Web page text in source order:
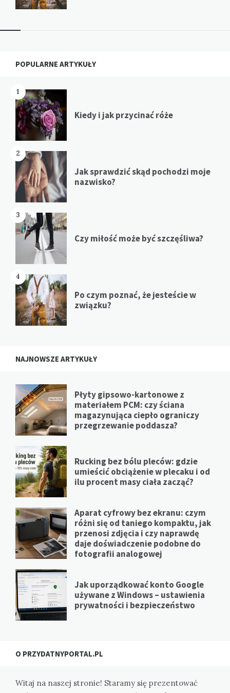
Widgets
POPULARNE ARTYKUŁY
1
Kiedy i jak przycinać róże
2
Jak sprawdzić skąd pochodzi moje
nazwisko?
3
Czy miłość może być szczęśliwa?
4
Po czym poznać, że jesteście w
związku?
NAJNOWSZE ARTYKUŁY
Płyty gipsowo-kartonowe z
materiałem PCM: czy ściana
magazynująca ciepło ograniczy
przegrzewanie poddasza?
Rucking bez bólu pleców: gdzie
umieścić obciążenie w plecaku i od
ilu procent masy ciała zacząć?
Aparat cyfrowy bez ekranu: czym
różni się od taniego kompaktu, jak
przenosi zdjęcia i czy naprawdę
daje doświadczenie podobne do
fotografii analogowej
Jak uporządkować konto Google
używane z Windows – ustawienia
prywatności i bezpieczeństwo
O PRZYDATNYPORTAL.PL
Witaj na naszej stronie! Staramy się prezentować